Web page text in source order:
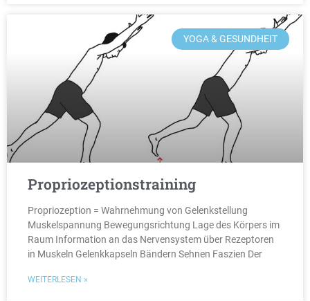
YOGA & GESUNDHEIT
Propriozeptionstraining
Propriozeption = Wahrnehmung von Gelenkstellung
Muskelspannung Bewegungsrichtung Lage des Körpers im
Raum Information an das Nervensystem über Rezeptoren
in Muskeln Gelenkkapseln Bändern Sehnen Faszien Der
WEITERLESEN »